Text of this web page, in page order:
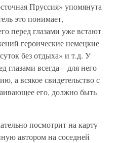
Пруссия» упомянута
это понимает,
перед глазами уже встают
героические немецкие
без отдыха» и т.д. У
глазами всегда – для него
а всякое свидетельство с
его, должно быть
посмотрит на карту
автором на соседней